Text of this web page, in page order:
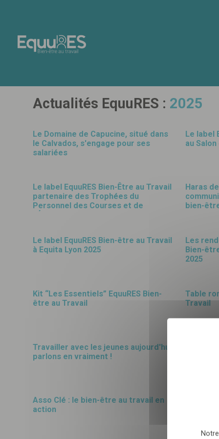
Actualités EquuRES : 2025
29
DÉC26
Le Domaine de Capucine, situé dans
le Calvados, s'engage pour ses
salariées
12
DÉC25
Le label
au
20
OCT25
Le label EquuRES Bien-Être au Travail
partenaire des Trophées du
Personnel des Courses et de
17
OCT25
Haras
bien-
29
OCT25
Le label EquuRES Bien-être au Travail
à Equita Lyon 2025
5
SEPT25
Les
Bien-
2025
1
AOÛT25
Kit “Les Essentiels” EquuRES Bien-
être au Travail
25
SEPT25
Table
Travail
13
JUIN25
Travailler avec les jeunes aujourd'hui :
parlons en vraiment !
26
MAI25
Asso Clé : le bien-être au travail en
action
En envoyant le